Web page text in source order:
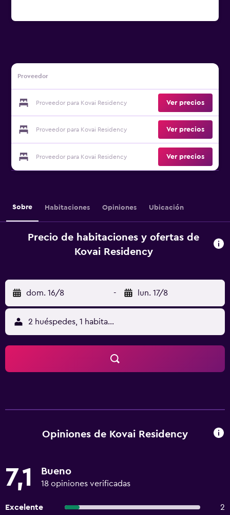
Proveedor
Proveedor para Kovai Residency Ver precios
Proveedor para Kovai Residency Ver precios
Proveedor para Kovai Residency Ver precios
Sobre Habitaciones Opiniones Ubicación
Precio de habitaciones y ofertas de
Kovai Residency
dom. 16/8 - lun. 17/8
2 huéspedes, 1 habitación
Opiniones de Kovai Residency
7,1 Bueno
18 opiniones verificadas
Excelente
2